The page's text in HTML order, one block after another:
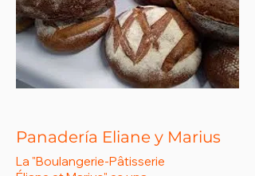
Panadería Eliane y Marius
La "Boulangerie-Pâtisserie